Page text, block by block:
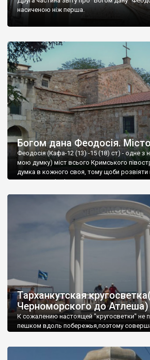
насиченою ніж перша.
Богом дана Феодосія.
Феодосія (Кафа-12 (13) -15 (18) ст) - одне з
мою думку) міст всього Кримського
думка в кожного своя, тому щоби розвіяти
запрошую відвідати це
Тарханкутская
Черноморского до Атлеша)
К сожалению настоящей "кругосветки" не
пешком вдоль побережья,поэтому